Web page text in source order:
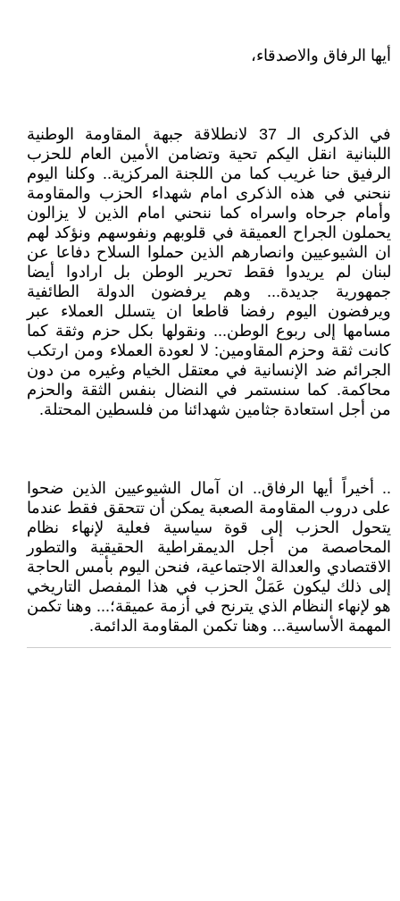
أيها الرفاق والاصدقاء،
في الذكرى الـ 37 لانطلاقة جبهة المقاومة الوطنية
اللبنانية انقل اليكم تحية وتضامن الأمين العام للحزب
الرفيق حنا غريب كما من اللجنة المركزية.. وكلنا اليوم
ننحني في هذه الذكرى امام شهداء الحزب والمقاومة
وأمام جرحاه واسراه كما ننحني امام الذين لا يزالون
يحملون الجراح العميقة في قلوبهم ونفوسهم ونؤكد لهم
ان الشيوعيين وانصارهم الذين حملوا السلاح دفاعا عن
لبنان لم يريدوا فقط تحرير الوطن بل ارادوا أيضا
جمهورية جديدة... وهم يرفضون الدولة الطائفية
ويرفضون اليوم رفضا قاطعا ان يتسلل العملاء عبر
مسامها إلى ربوع الوطن... ونقولها بكل حزم وثقة كما
كانت ثقة وحزم المقاومين: لا لعودة العملاء ومن ارتكب
الجرائم ضد الإنسانية في معتقل الخيام وغيره من دون
محاكمة. كما سنستمر في النضال بنفس الثقة والحزم
من أجل استعادة جثامين شهدائنا من فلسطين المحتلة.
.. أخيراً أيها الرفاق.. ان آمال الشيوعيين الذين ضحوا
على دروب المقاومة الصعبة يمكن أن تتحقق فقط عندما
يتحول الحزب إلى قوة سياسية فعلية لإنهاء نظام
المحاصصة من أجل الديمقراطية الحقيقية والتطور
الاقتصادي والعدالة الاجتماعية، فنحن اليوم بأمس الحاجة
إلى ذلك ليكون عَمَلْ الحزب في هذا المفصل التاريخي
هو لإنهاء النظام الذي يترنح في أزمة عميقة؛... وهنا تكمن
المهمة الأساسية... وهنا تكمن المقاومة الدائمة.